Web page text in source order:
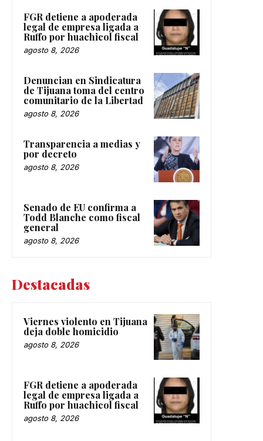
FGR detiene a apoderada
legal de empresa ligada a
Ruffo por huachicol fiscal
agosto 8, 2026
Denuncian en Sindicatura
de Tijuana toma del centro
comunitario de la Libertad
agosto 8, 2026
Transparencia a medias y
por decreto
agosto 8, 2026
Senado de EU confirma a
Todd Blanche como fiscal
general
agosto 8, 2026
Destacadas
Viernes violento en Tijuana
deja doble homicidio
agosto 8, 2026
FGR detiene a apoderada
legal de empresa ligada a
Ruffo por huachicol fiscal
agosto 8, 2026